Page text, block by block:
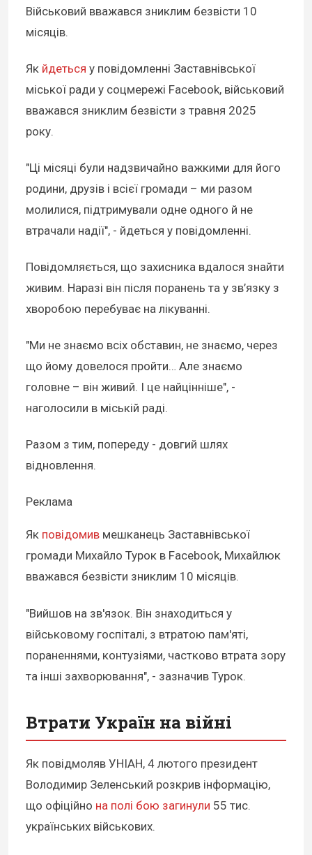
Військовий вважався зниклим безвісти 10
місяців.
Як йдеться у повідомленні Заставнівської
міської ради у соцмережі Facebook, військовий
вважався зниклим безвісти з травня 2025
року.
"Ці місяці були надзвичайно важкими для його
родини, друзів і всієї громади – ми разом
молилися, підтримували одне одного й не
втрачали надії", - йдеться у повідомленні.
Повідомляється, що захисника вдалося знайти
живим. Наразі він після поранень та у зв’язку з
хворобою перебуває на лікуванні.
"Ми не знаємо всіх обставин, не знаємо, через
що йому довелося пройти… Але знаємо
головне – він живий. І це найцінніше", -
наголосили в міській раді.
Разом з тим, попереду - довгий шлях
відновлення.
Реклама
Як повідомив мешканець Заставнівської
громади Михайло Турок в Facebook, Михайлюк
вважався безвісти зниклим 10 місяців.
"Вийшов на зв'язок. Він знаходиться у
військовому госпіталі, з втратою пам'яті,
пораненнями, контузіями, частково втрата зору
та інші захворювання", - зазначив Турок.
Втрати Україн на війні
Як повідмоляв УНІАН, 4 лютого президент
Володимир Зеленський розкрив інформацію,
що офіційно на полі бою загинули 55 тис.
українських військових.